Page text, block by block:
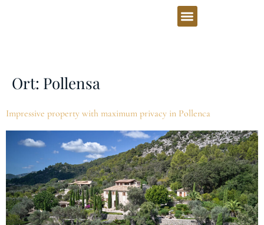
Ort: Pollensa
Impressive property with maximum privacy in Pollenca